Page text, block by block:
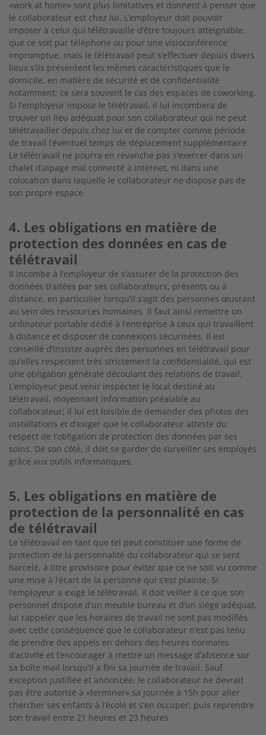
«work at home» sont plus limitatives et donnent à penser que
le collaborateur est chez lui. L’employeur doit pouvoir
imposer à celui qui télétravaille d’être toujours atteignable,
que ce soit par téléphone ou pour une visioconférence
impromptue, mais le télétravail peut s’effectuer depuis divers
lieux s’ils présentent les mêmes caractéristiques que le
domicile, en matière de sécurité et de confidentialité
notamment; ce sera souvent le cas des espaces de coworking.
Si l’employeur impose le télétravail, il lui incombera de
trouver un lieu adéquat pour son collaborateur qui ne peut
télétravailler depuis chez lui et de compter comme période
de travail l’éventuel temps de déplacement supplémentaire.
Le télétravail ne pourra en revanche pas s’exercer dans un
chalet d’alpage mal connecté à internet, ni dans une
colocation dans laquelle le collaborateur ne dispose pas de
son propre espace.
4. Les obligations en matière de
protection des données en cas de
télétravail
Il incombe à l’employeur de s’assurer de la protection des
données traitées par ses collaborateurs, présents ou à
distance, en particulier lorsqu’il s’agit des personnes œuvrant
au sein des ressources humaines. Il faut ainsi remettre un
ordinateur portable dédié à l’entreprise à ceux qui travaillent
à distance et disposer de connexions sécurisées. Il est
conseillé d’insister auprès des personnes en télétravail pour
qu’elles respectent très strictement la confidentialité, qui est
une obligation générale découlant des relations de travail.
L’employeur peut venir inspecter le local destiné au
télétravail, moyennant information préalable au
collaborateur; il lui est loisible de demander des photos des
installations et d’exiger que le collaborateur atteste du
respect de l’obligation de protection des données par ses
soins. De son côté, il doit se garder de surveiller ses employés
grâce aux outils informatiques.
5. Les obligations en matière de
protection de la personnalité en cas
de télétravail
Le télétravail en tant que tel peut constituer une forme de
protection de la personnalité du collaborateur qui se sent
harcelé, à titre provisoire pour éviter que ce ne soit vu comme
une mise à l’écart de la personne qui s’est plainte. Si
l’employeur a exigé le télétravail, il doit veiller à ce que son
personnel dispose d’un meuble bureau et d’un siège adéquat,
lui rappeler que les horaires de travail ne sont pas modifiés
avec cette conséquence que le collaborateur n’est pas tenu
de prendre des appels en dehors des heures normales
d’activité et l’encourager à mettre un message d’absence sur
sa boîte mail lorsqu’il a fini sa journée de travail. Sauf
exception justifiée et annoncée, le collaborateur ne devrait
pas être autorisé à «terminer» sa journée à 15h pour aller
chercher ses enfants à l’école et s’en occuper, puis reprendre
son travail entre 21 heures et 23 heures.